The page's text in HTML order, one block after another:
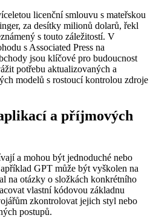
licenční smlouvu s mateřskou
za desítky milionů dolarů, řekl
s touto záležitostí. V
s Associated Press na
jsou klíčové pro budoucnost
potřebu aktualizovaných a
modelů s rostoucí kontrolou zdroje
a příjmových
a mohou být jednoduché nebo
GPT může být vyškolen na
na otázky o složkách konkrétního
vlastní kódovou základnu
zkontrolovat jejich styl nebo
postupů.